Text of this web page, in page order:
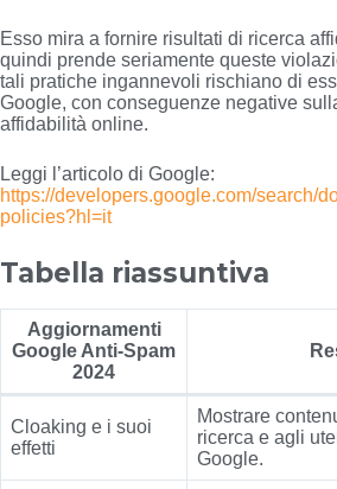
Esso mira a fornire risultati di ricerca
quindi prende seriamente queste
tali pratiche ingannevoli rischiano di
Google, con conseguenze negative
affidabilità online.
Leggi l’articolo di Google:
https://developers.google.com/search/
policies?hl=it
Tabella riassuntiva
Aggiornamenti
Google Anti-Spam
2024
Cloaking e i suoi
effetti
Mostrare
ricerca e agli
Google.